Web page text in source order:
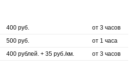
400 руб.
от 3 часов
500 руб.
от 1 часа
400 рублей. + 35 руб./км. от 3 часов